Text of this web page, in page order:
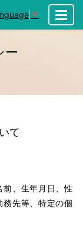
▼
ー
て
、生年月日、性
先等、特定の個